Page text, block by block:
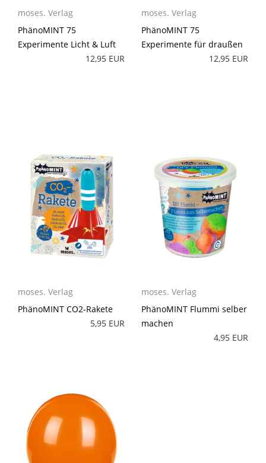
moses. Verlag
PhänoMINT 75
Experimente Licht & Luft
12,95 EUR
moses. Verlag
PhänoMINT 75
Experimente für draußen
12,95 EUR
moses. Verlag
PhänoMINT CO2-Rakete
5,95 EUR
moses. Verlag
PhänoMINT Flummi selber
machen
4,95 EUR